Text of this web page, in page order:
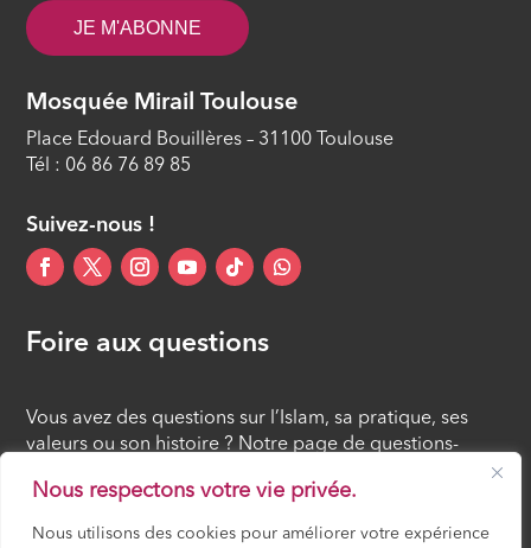
Nous respectons votre vie privée.
Nous utilisons des cookies pour améliorer votre expérience
JE M'ABONNE
Mosquée Mirail Toulouse
Place Edouard Bouillères – 31100 Toulouse
Tél : 06 86 76 89 85
Suivez-nous !
Foire aux questions
Vous avez des questions sur l’Islam, sa pratique, ses
valeurs ou son histoire ? Notre page de questions-
réponses rassemble des réponses claires et accessibles
à tous, croyants ou simples curieux.